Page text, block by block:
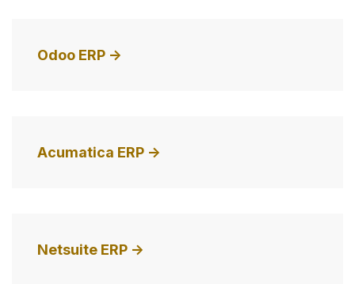
Odoo ERP ->
Acumatica ERP ->
Netsuite ERP ->